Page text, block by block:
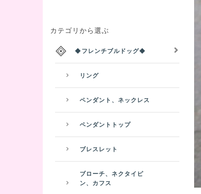
カテゴリから選ぶ
◆フレンチブルドッグ◆
リング
ペンダント、ネックレス
ペンダントトップ
ブレスレット
ブローチ、ネクタイピ
ン、カフス